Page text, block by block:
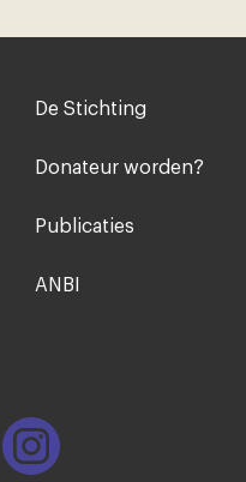
Voet
De Stichting
Donateur worden?
Publicaties
ANBI